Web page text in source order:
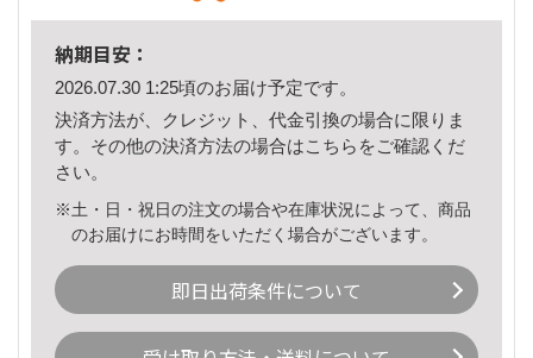
納期目安：
2026.07.30 1:25頃のお届け予定です。
決済方法が、クレジット、代金引換の場合に限りま
す。その他の決済方法の場合はこちら をご確認くだ
さい。
※土・日・祝日の注文の場合や在庫状況によって、商品
のお届けにお時間をいただく場合がございます。
即日出荷条件について